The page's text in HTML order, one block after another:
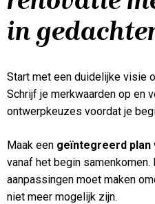
in
Start met een duidelijke visie
Schrijf je merkwaarden op en
ontwerpkeuzes voordat je
Maak een geïntegreerd plan
vanaf het begin
aanpassingen moet maken
niet meer mogelijk zijn.